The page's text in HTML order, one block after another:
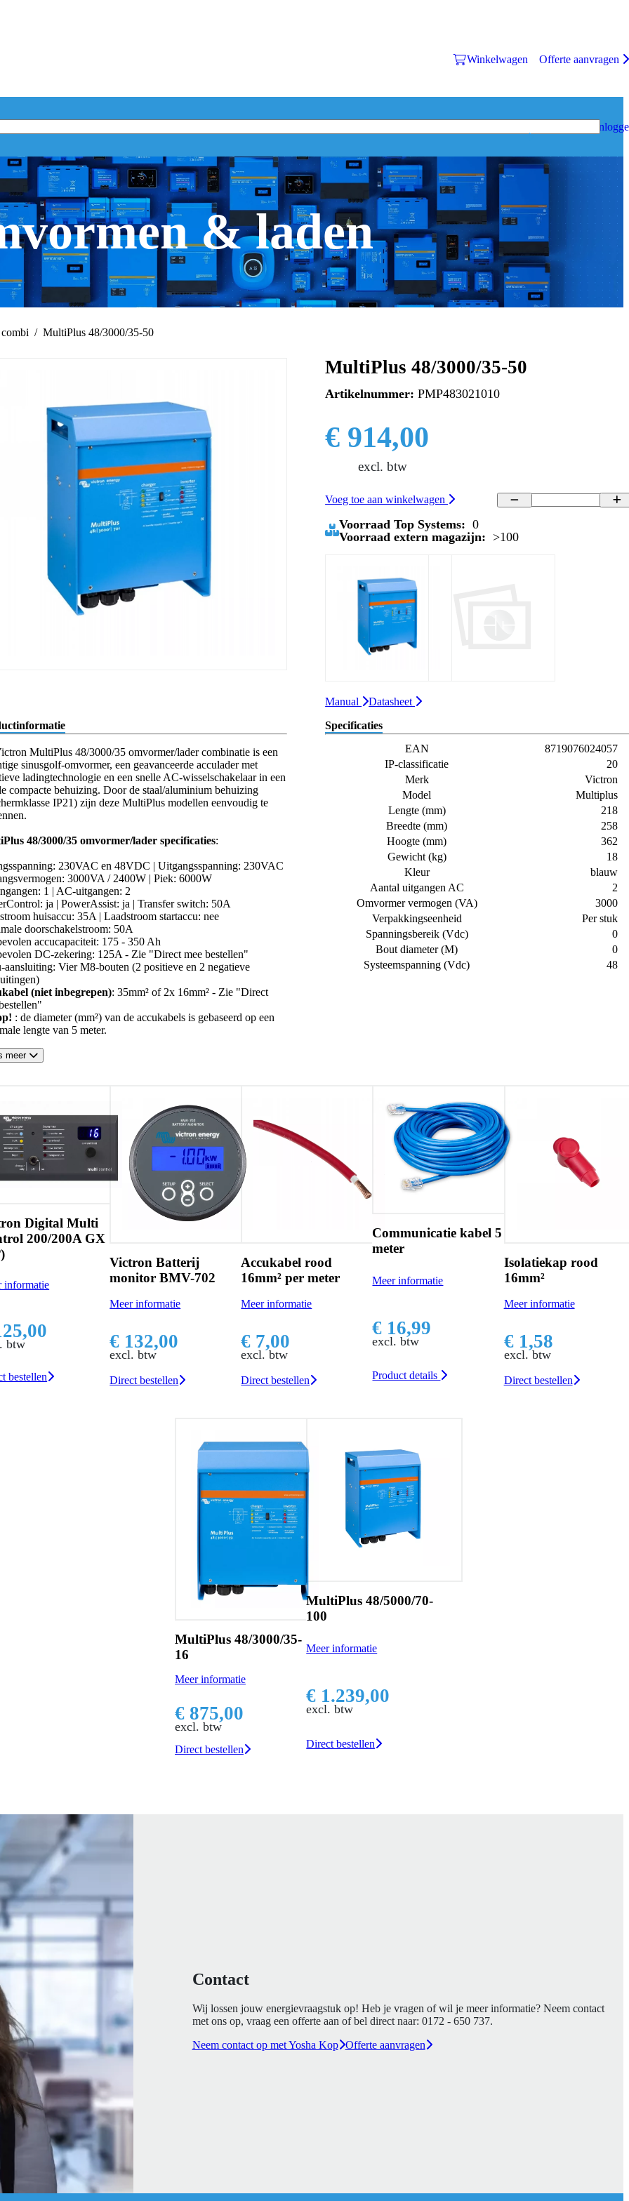
Winkelwagen Offerte aanvragen
& laden
MultiPlus 48/3000/35-50
MultiPlus 48/3000/35-50
Artikelnummer: PMP483021010
€ 914,00
excl. btw
Voeg toe aan winkelwagen
Voorraad Top Systems: 0
Voorraad extern magazijn: >100
Manual
Datasheet
MultiPlus 48/3000/35 omvormer/lader combinatie is een
sinusgolf-omvormer, een geavanceerde acculader met
ladingtechnologie en een snelle AC-wisselschakelaar in een
compacte behuizing. Door de staal/aluminium behuizing
IP21) zijn deze MultiPlus modellen eenvoudig te
48/3000/35 omvormer/lader specificaties:
230VAC en 48VDC | Uitgangsspanning: 230VAC
3000VA / 2400W | Piek: 6000W
1 | AC-uitgangen: 2
ja | PowerAssist: ja | Transfer switch: 50A
huisaccu: 35A | Laadstroom startaccu: nee
doorschakelstroom: 50A
accucapaciteit: 175 - 350 Ah
DC-zekering: 125A - Zie "Direct mee bestellen"
aansluiting: Vier M8-bouten (2 positieve en 2 negatieve
(niet inbegrepen): 35mm² of 2x 16mm² - Zie "Direct
: de diameter (mm²) van de accukabels is gebaseerd op een
lengte van 5 meter.
meer
Specificaties
EAN
8719076024057
IP-classificatie
20
Merk
Victron
Model
Multiplus
Lengte (mm)
218
Breedte (mm)
258
Hoogte (mm)
362
Gewicht (kg)
18
Kleur
blauw
Aantal uitgangen AC
2
Omvormer vermogen (VA)
3000
Verpakkingseenheid
Per stuk
Spanningsbereik (Vdc)
0
Bout diameter (M)
0
Systeemspanning (Vdc)
48
Batterij
BMV-702
bestellen
Accukabel rood
16mm² per meter
Meer informatie
€ 7,00
excl. btw
Direct bestellen
Meer informatie
excl. btw
Product details
16mm²
€ 1,58
Direct bestellen
Victron MEGA-fuse
zekeringhouder
Meer informatie
€ 38,00
excl. btw
Direct bestellen
MultiPlus 48/3000/35-
16
Meer informatie
€ 875,00
excl. btw
Direct bestellen
MultiPlus 48/5000/70-
100
Meer informatie
€ 1.239,00
excl. btw
Direct bestellen
Contact
Wij lossen jouw energievraagstuk op! Heb je vragen of wil je meer informatie? Neem contact
met ons op, vraag een offerte aan of bel direct naar: 0172 - 650 737.
Neem contact op met Yosha Kop Offerte aanvragen